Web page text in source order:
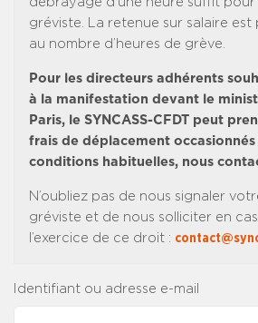
gréviste. La retenue sur salaire
au nombre d’heures de grève.
Pour les directeurs adhérents
à la manifestation devant le
Paris, le SYNCASS-CFDT peut
frais de déplacement occasionnés
conditions habituelles, nous
N’oubliez pas de nous signaler
gréviste et de nous solliciter en
l’exercice de ce droit :
Identifiant ou adresse e-mail